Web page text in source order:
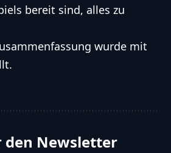
bereit sind, alles zu
wurde mit
den Newsletter